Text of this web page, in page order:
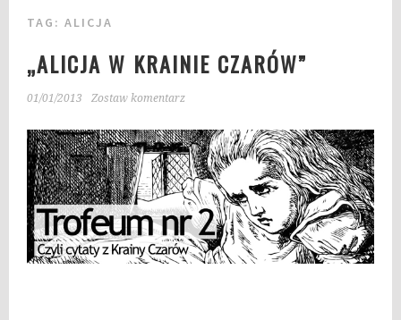
TAG:ALICJA
„ALICJA W KRAINIE CZARÓW”
01/01/2013 Zostaw komentarz